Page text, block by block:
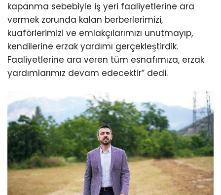
kapanma sebebiyle iş yeri faaliyetlerine ara
vermek zorunda kalan berberlerimizi,
kuaförlerimizi ve emlakçılarımızı unutmayıp,
kendilerine erzak yardımı gerçekleştirdik.
Faaliyetlerine ara veren tüm esnafımıza, erzak
yardımlarımız devam edecektir” dedi.